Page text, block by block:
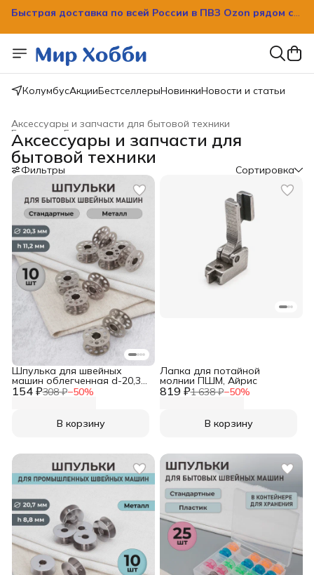
Быстрая доставка по всей России в ПВЗ Ozon рядом с
КолумбусАкцииБестселлерыНовинкиНовости и статьи
Аксессуары и запчасти для бытовой техники
Бытовая техника
Главная
Аксессуары и запчасти для
бытовой техники
Фильтры Сортировка
154 ₽308 ₽−50%
Шпулька для швейных
машин облегченная d-20,3
мм, h-11,2 мм, металл
В корзину
819 ₽1 638 ₽−50%
Лапка для потайной
молнии ПШМ, Айрис
В корзину